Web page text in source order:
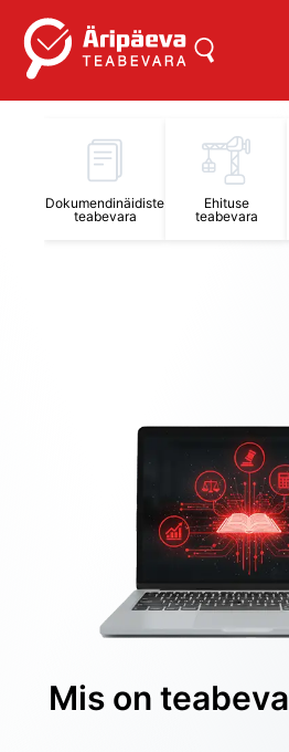
Dokumendinäidiste
teabevara
Ehituse
teabevara
Mis on